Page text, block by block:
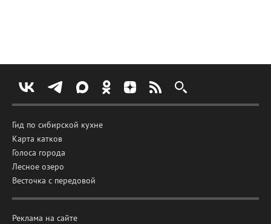
Гид по сибирской кухне
Карта катков
Голоса города
Лесное озеро
Весточка с передовой
Реклама на сайте